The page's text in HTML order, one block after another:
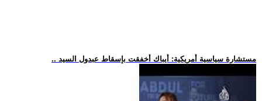
.. مستشارة سياسية أمريكية: أيباك أخفقت بإسقاط عبدول السيد